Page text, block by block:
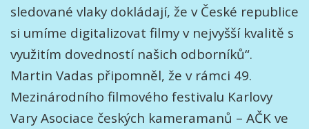
sledované vlaky dokládají, že v České republice
si umíme digitalizovat filmy v nejvyšší kvalitě s
využitím dovedností našich odborníků“.
Martin Vadas připomněl, že v rámci 49.
Mezinárodního filmového festivalu Karlovy
Vary Asociace českých kameramanů – AČK ve